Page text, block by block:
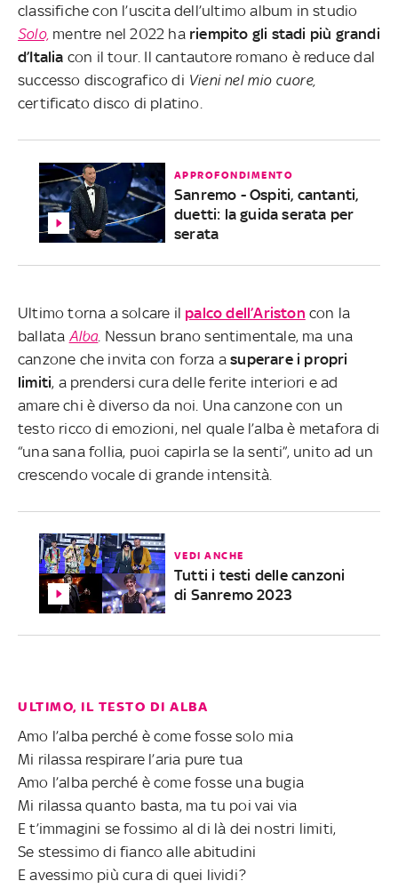
classifiche con l’uscita dell’ultimo album in studio
Solo, mentre nel 2022 ha riempito gli stadi più grandi
d’Italia con il tour. Il cantautore romano è reduce dal
successo discografico di Vieni nel mio cuore,
certificato disco di platino.
APPROFONDIMENTO
Sanremo - Ospiti, cantanti,
duetti: la guida serata per
serata
Ultimo torna a solcare il palco dell’Ariston con la
ballata Alba. Nessun brano sentimentale, ma una
canzone che invita con forza asuperare i propri
limiti, a prendersi cura delle ferite interiori e ad
amare chi è diverso da noi. Una canzone con un
testo ricco di emozioni, nel quale l’alba è metafora di
“una sana follia, puoi capirla se la senti”, unito ad un
crescendo vocale di grande intensità.
VEDI ANCHE
Tutti i testi delle canzoni
di Sanremo 2023
ULTIMO, IL TESTO DI ALBA
Amo l’alba perché è come fosse solo mia
Mi rilassa respirare l’aria pure tua
Amo l’alba perché è come fosse una bugia
Mi rilassa quanto basta, ma tu poi vai via
E t’immagini se fossimo al di là dei nostri limiti,
Se stessimo di fianco alle abitudini
E avessimo più cura di quei lividi?